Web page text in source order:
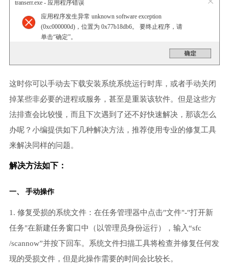
transerr.exe - 应用程序错误
应用程序发生异常 unknown software exception
(0xc000000d)，位置为 0x77b18db6。 要终止程序，请
单击“确定”。
这时你可以手动去下载安装系统系统运行时库，或者手动关闭
掉某些非必要的进程或服务，甚至是重装该软件。但是这些方
法排查会比较慢，而且下次遇到了还不好快速解决，那该怎么
办呢？小编提供如下几种解决方法，推荐使用专业的修复工具
来解决同样的问题。
解决方法如下：
一、 手动操作
1. 修复受损的系统文件：在任务管理器中点击"文件"-"打开新
任务"在新建任务窗口中（以管理员身份运行），输入“sfc
/scannow”并按下回车。系统文件扫描工具将检查并修复任何发
现的受损文件，但是此操作需要的时间会比较长。